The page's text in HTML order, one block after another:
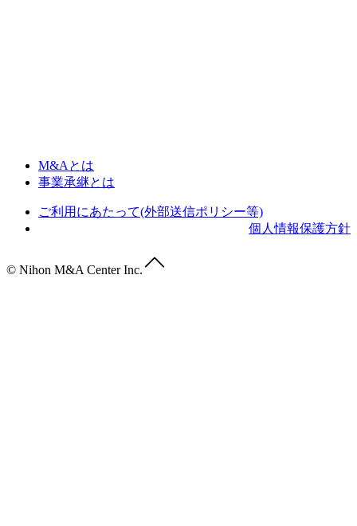
M&Aとは
事業承継とは
ご利用にあたって(外部送信ポリシー等)
個人情報保護方針
© Nihon M&A Center Inc.